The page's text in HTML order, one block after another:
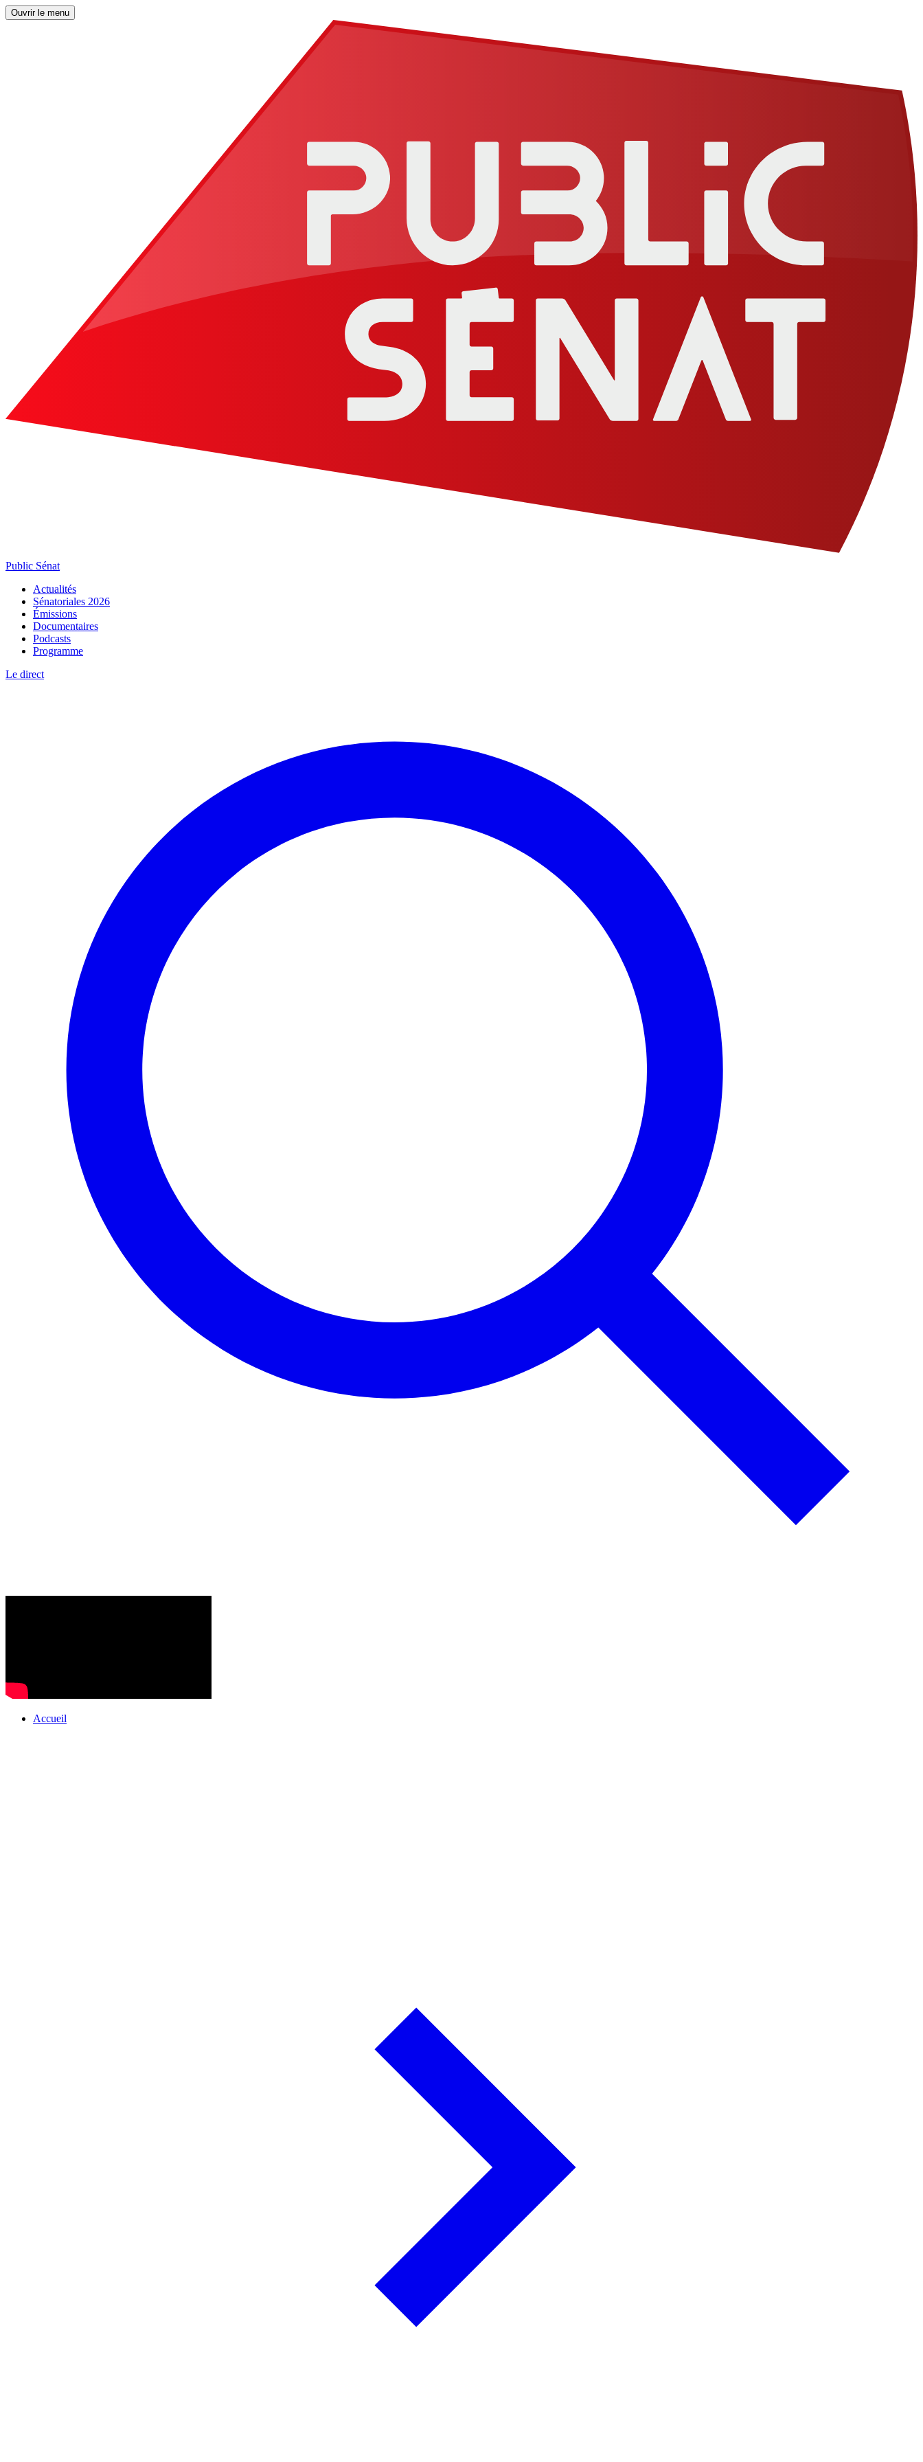
Ouvrir le menu
Public Sénat
Actualités
Sénatoriales 2026
Émissions
Documentaires
Podcasts
Programme
Le direct
Accueil